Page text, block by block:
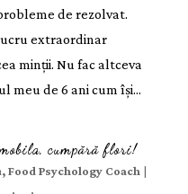
de rezolvat.
extraordinar
minții. Nu fac altceva
meu de 6 ani cum își...
cumpără flori!
Food Psychology Coach |